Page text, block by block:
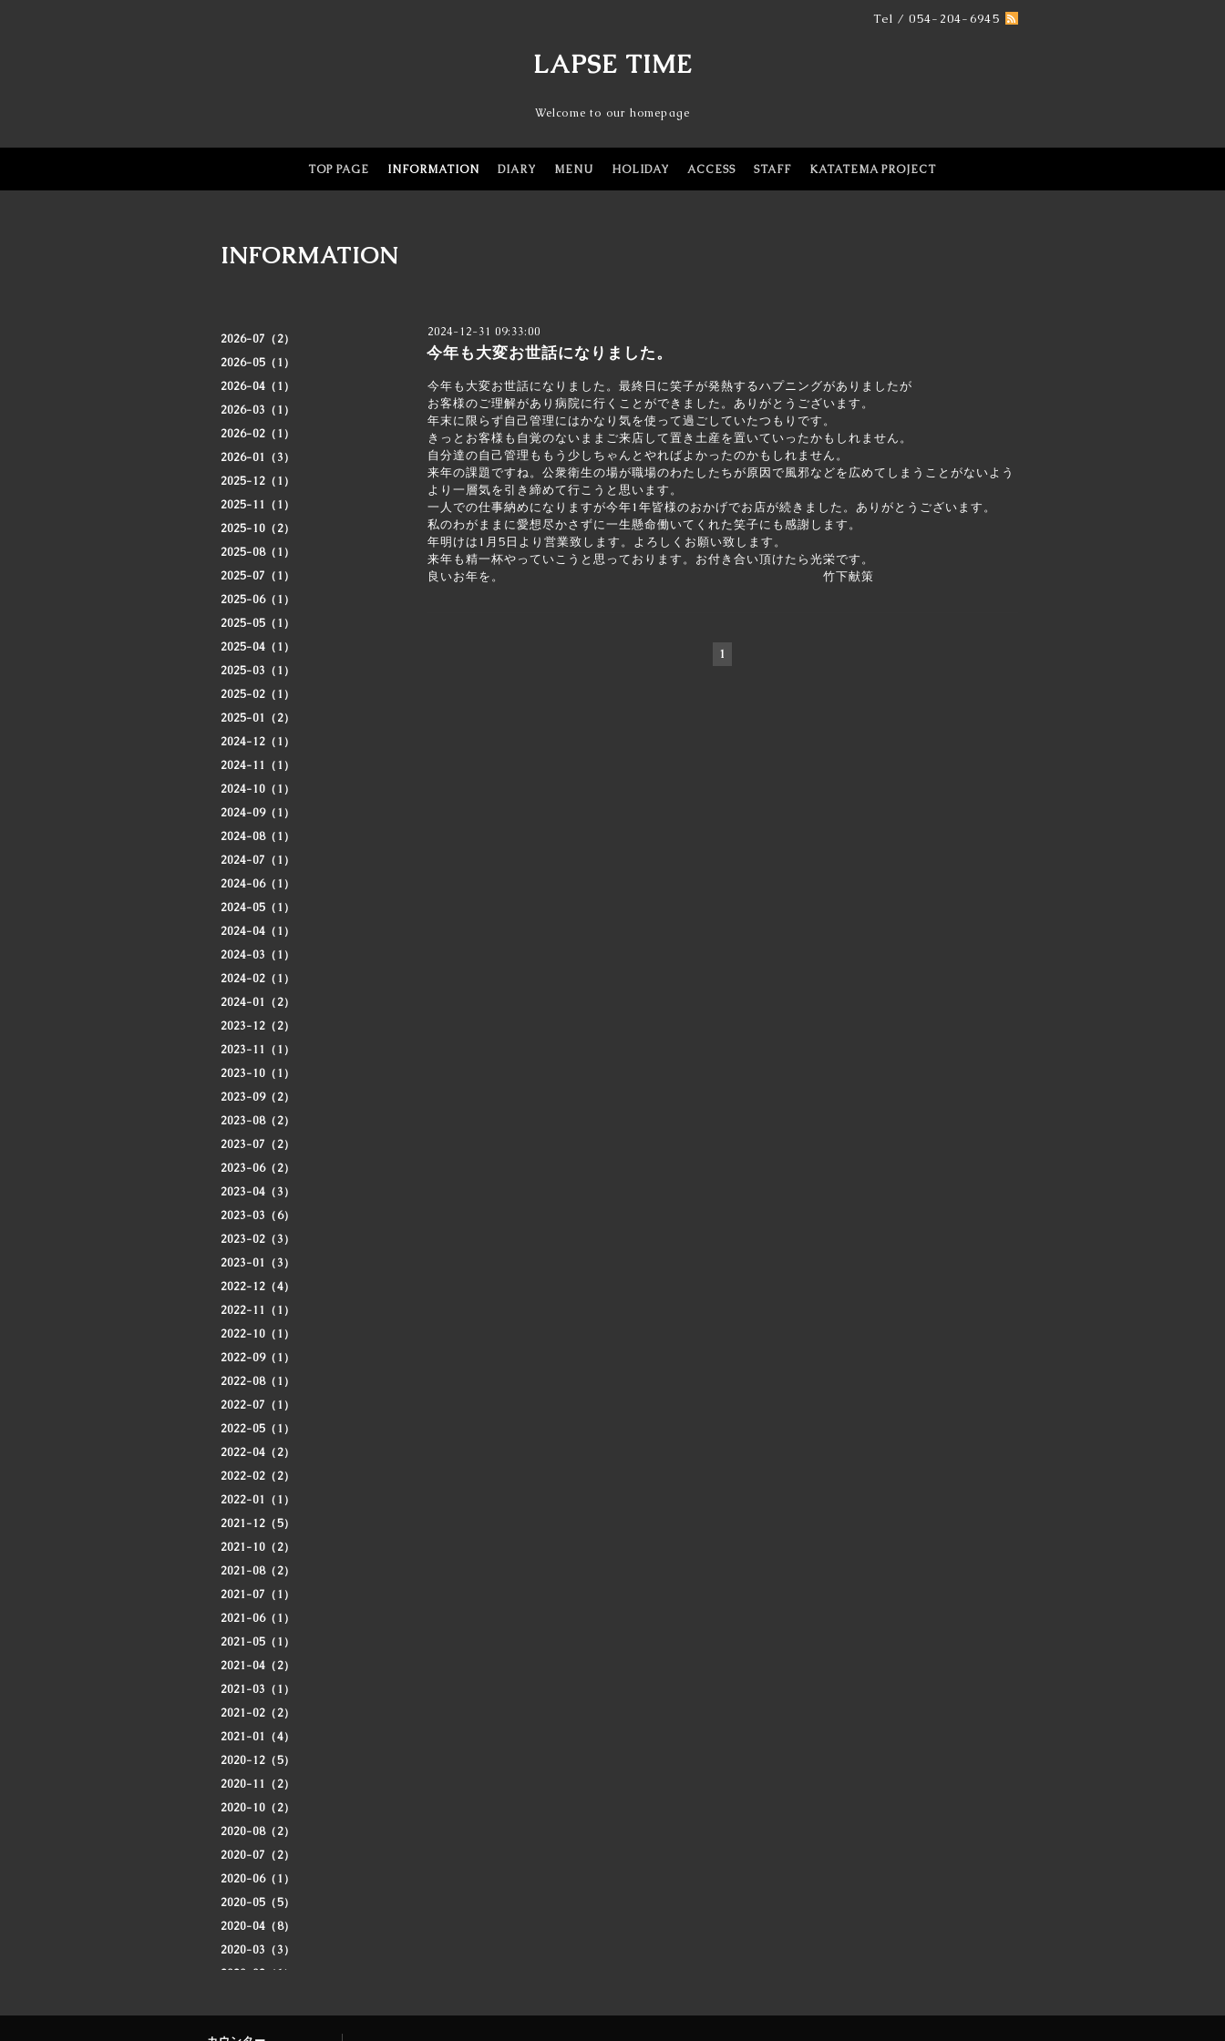
Tel / 054-204-6945
LAPSE TIME
Welcome to our homepage
TOP PAGE INFORMATION DIARY MENU HOLIDAY ACCESS STAFF KATATEMA PROJECT
2026-07（2）
2026-05（1）
2026-04（1）
2026-03（1）
2026-02（1）
2026-01（3）
2025-12（1）
2025-11（1）
2025-10（2）
2025-08（1）
2025-07（1）
2025-06（1）
2025-05（1）
2025-04（1）
2025-03（1）
2025-02（1）
2025-01（2）
2024-12（1）
2024-11（1）
2024-10（1）
2024-09（1）
2024-08（1）
2024-07（1）
2024-06（1）
2024-05（1）
2024-04（1）
2024-03（1）
2024-02（1）
2024-01（2）
2023-12（2）
2023-11（1）
2023-10（1）
2023-09（2）
2023-08（2）
2023-07（2）
2023-06（2）
2023-04（3）
2023-03（6）
2023-02（3）
2023-01（3）
2022-12（4）
2022-11（1）
2022-10（1）
2022-09（1）
2022-08（1）
2022-07（1）
2022-05（1）
2022-04（2）
2022-02（2）
2022-01（1）
2021-12（5）
2021-10（2）
2021-08（2）
2021-07（1）
2021-06（1）
2021-05（1）
2021-04（2）
2021-03（1）
2021-02（2）
2021-01（4）
2020-12（5）
2020-11（2）
2020-10（2）
2020-08（2）
2020-07（2）
2020-06（1）
2020-05（5）
2020-04（8）
2020-03（3）
2020-02（1）
INFORMATION
2024-12-31 09:33:00
今年も大変お世話になりました。
今年も大変お世話になりました。最終日に笑子が発熱するハプニングがありましたが
お客様のご理解があり病院に行くことができました。ありがとうございます。
年末に限らず自己管理にはかなり気を使って過ごしていたつもりです。
きっとお客様も自覚のないままご来店して置き土産を置いていったかもしれません。
自分達の自己管理ももう少しちゃんとやればよかったのかもしれません。
来年の課題ですね。公衆衛生の場が職場のわたしたちが原因で風邪などを広めてしまうことがないよう
より一層気を引き締めて行こうと思います。
一人での仕事納めになりますが今年1年皆様のおかげでお店が続きました。ありがとうございます。
私のわがままに愛想尽かさずに一生懸命働いてくれた笑子にも感謝します。
年明けは1月5日より営業致します。よろしくお願い致します。
来年も精一杯やっていこうと思っております。お付き合い頂けたら光栄です。
良いお年を。 竹下献策
1